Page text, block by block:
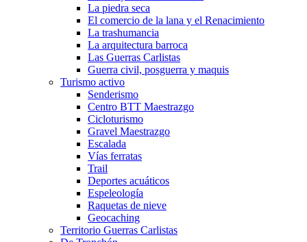
La piedra seca
El comercio de la lana y el Renacimiento
La trashumancia
La arquitectura barroca
Las Guerras Carlistas
Guerra civil, posguerra y maquis
Turismo activo
Senderismo
Centro BTT Maestrazgo
Cicloturismo
Gravel Maestrazgo
Escalada
Vías ferratas
Trail
Deportes acuáticos
Espeleología
Raquetas de nieve
Geocaching
Territorio Guerras Carlistas